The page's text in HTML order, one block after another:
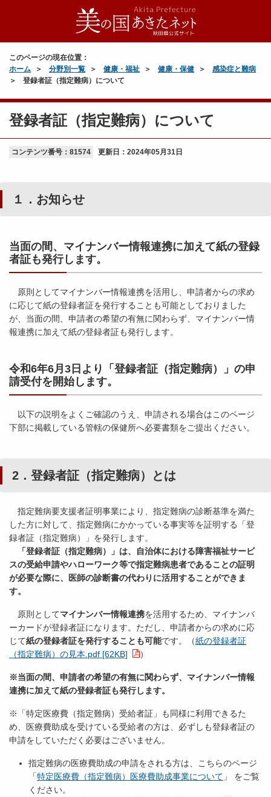
このページの現在位置：
ホーム
分野別一覧 健康・福祉 健康・保健
感染症と難病
登録者証（指定難病）について
登録者証（指定難病）について
コンテンツ番号：81574 更新日： 2024年05月31日
１．お知らせ
当面の間、マイナンバー情報連携に加えて紙の登録
者証も発行します。
原則としてマイナンバー情報連携を活用し、申請者からの求め
に応じて紙の登録者証を発行することも可能としておりました
が、当面の間、申請者の希望の有無に関わらず、マイナンバー情
報連携に加えて紙の登録者証も発行します。
令和6年6月3日より「登録者証（指定難病）」の申
請受付を開始します。
以下の説明をよくご確認のうえ、申請される場合はこのページ
下部に掲載している管轄の保健所へ必要書類をご提出ください。
2．登録者証（指定難病）とは
指定難病要支援者証明事業により、指定難病の診断基準を満た
した方に対して、指定難病にかかっている事実等を証明する「登
録者証（指定難病）」を発行します。
「登録者証（指定難病）」は、自治体における障害福祉サービ
スの受給申請やハローワーク等で指定難病患者であることの証明
が必要な際に、医師の診断書の代わりに活用することができま
す。
原則としてマイナンバー情報連携を活用するため、マイナンバ
ーカードが登録者証になります。ただし、申請者からの求めに応
じて紙の登録者証を発行することも可能です。（紙の登録者証
（指定難病）の見本.pdf [62KB]
）
※当面の間、申請者の希望の有無に関わらず、マイナンバー情報
連携に加えて紙の登録者証も発行します。
※「特定医療費（指定難病）受給者証」も同様に利用できるた
め、医療費助成を受けている受給者の方は、必ずしも登録者証の
申請をしていただく必要はございません。
指定難病の医療費助成の申請をされる方は、こちらのページ
「特定医療費（指定難病）医療費助成事業について 」 をご覧
ください。